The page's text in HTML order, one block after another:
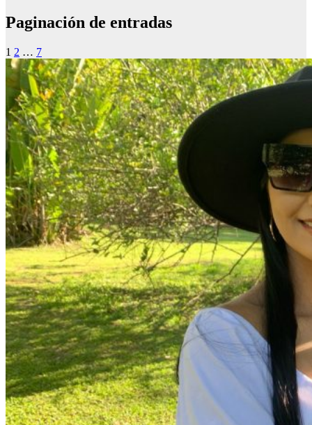
Paginación de entradas
1 2 … 7